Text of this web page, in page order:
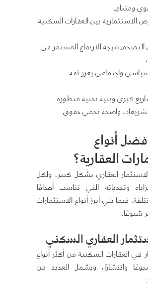
ومتنامٍ
الاستثمارية بين العقارات السكنية
نتيجة الارتفاع المستمر في
واجتماعي يعزز ثقة
كبرى وبنية تحتية متطورة
واضحة تحمي حقوق
أنواع
العقارية؟
العقاري بشكل كبير، ولكل
وتحدياته التي تناسب أهدافًا
فيما يلي أبرز أنواع الاستثمارات
شيوعًا:
العقاري السكني
في العقارات السكنية من أكثر أنواع
وانتشارًا، ويشمل العديد من